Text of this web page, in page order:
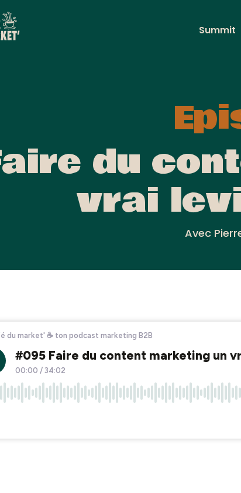
Summit
du
vrai
Avec